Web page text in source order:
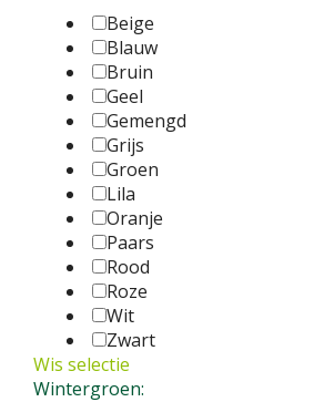
Beige
Blauw
Bruin
Geel
Gemengd
Grijs
Groen
Lila
Oranje
Paars
Rood
Roze
Wit
Zwart
Wis selectie
Wintergroen: